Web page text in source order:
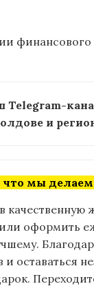
финансового
Telegram-
и
что мы
качественную
оформить
и оставаться